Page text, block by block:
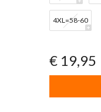
4XL=58-60
€ 19,95